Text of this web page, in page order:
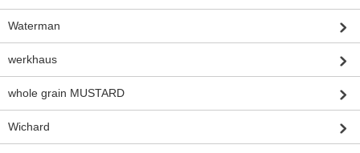
Waterman
werkhaus
whole grain MUSTARD
Wichard